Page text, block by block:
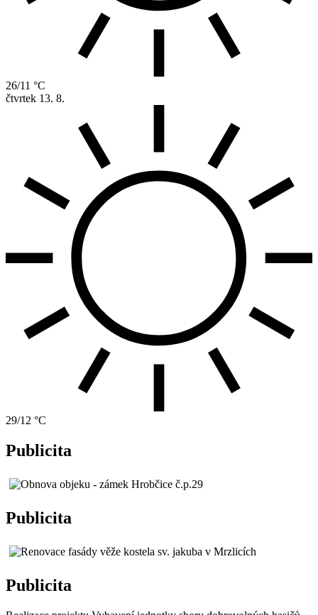
26/11 °C
čtvrtek 13. 8.
29/12 °C
Publicita
Publicita
Publicita